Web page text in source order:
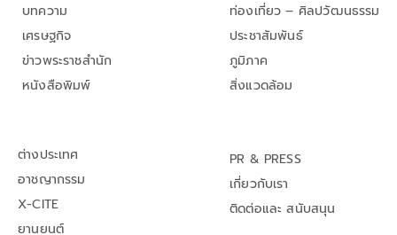
บทความ
เศรษฐกิจ
ข่าวพระราชสำนัก
หนังสือพิมพ์
ท่องเที่ยว – ศิลปวัฒนธรรม
ประชาสัมพันธ์
ภูมิภาค
สิ่งแวดล้อม
ต่างประเทศ
อาชญากรรม
X-CITE
ยานยนต์
PR & PRESS
เกี่ยวกับเรา
ติดต่อและ สนับสนุน